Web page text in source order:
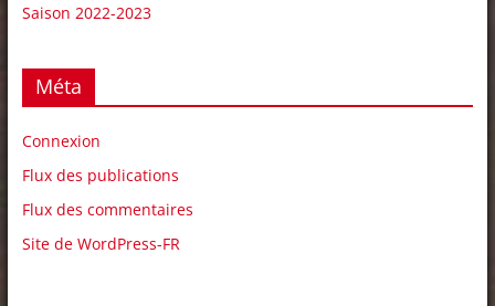
Saison 2022-2023
Méta
Connexion
Flux des publications
Flux des commentaires
Site de WordPress-FR